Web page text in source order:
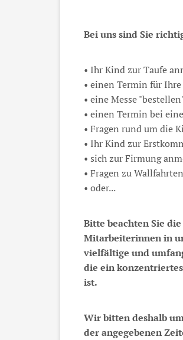
Bei uns sind Sie
• Ihr Kind zur Taufe
• einen Termin für
• eine Messe
• einen Termin bei
• Fragen rund um die
• Ihr Kind zur
• sich zur Firmung
• Fragen zu
• oder...
Bitte beachten Sie
Mitarbeiterinnen in
vielfältige und
die ein
ist.
Wir bitten deshalb
der angegebenen